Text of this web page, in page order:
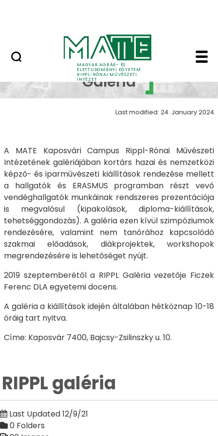
MAGYAR AGRÁR- ÉS
ÉLETTUDOMÁNYI EGYETEM
RIPPL-RÓNAI MŰVÉSZETI
INTÉZET
RIPPL galéria -
RIPPL
Galéria
Last modified: 24. January 2024
A MATE Kaposvári Campus Rippl-Rónai Művészeti
Intézetének galériájában kortárs hazai és nemzetközi
képző- és iparművészeti kiállítások rendezése mellett
a hallgatók és ERASMUS programban részt vevő
vendéghallgatók munkáinak rendszeres prezentációja
is megvalósul (kipakolások, diploma-kiállítások,
tehetséggondozás). A galéria ezen kívül szimpóziumok
rendezésére, valamint nem tanórához kapcsolódó
szakmai előadások, diákprojektek, workshopok
megrendezésére is lehetőséget nyújt.
2019 szeptemberétől a RIPPL Galéria vezetője Ficzek
Ferenc DLA egyetemi docens.
A galéria a kiállítások idején általában hétköznap 10-18
óráig tart nyitva.
Címe: Kaposvár 7400, Bajcsy-Zsilinszky u. 10.
RIPPL galéria
Last Updated 12/9/21
0 Folders